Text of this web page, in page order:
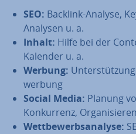
SEO: Backlink-Analyse,
Analysen u. a.
Inhalt: Hilfe bei der
Kalender u. a.
Werbung:
wer­bung
Social Media: Planung
Kon­kur­renz,
Wett­be­werbs­ana­ly­se: